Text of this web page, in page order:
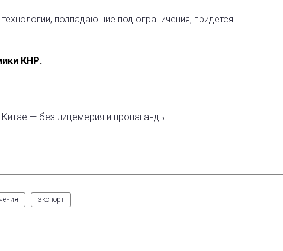
подпадающие под ограничения, придется
КНР.
— без лицемерия и пропаганды.
экспорт